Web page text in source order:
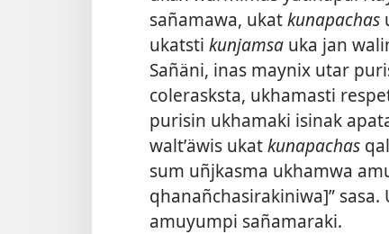
sañamawa, ukatkunapachas
ukatsti kunjamsa uka jan
Sañäni, inas maynix utar
colerasksta, ukhamasti
purisin ukhamaki isinak
waltʼäwis ukatkunapachas
sum uñjkasma ukhamwa
qhanañchasirakiniwa]”
amuyumpi sañamaraki.